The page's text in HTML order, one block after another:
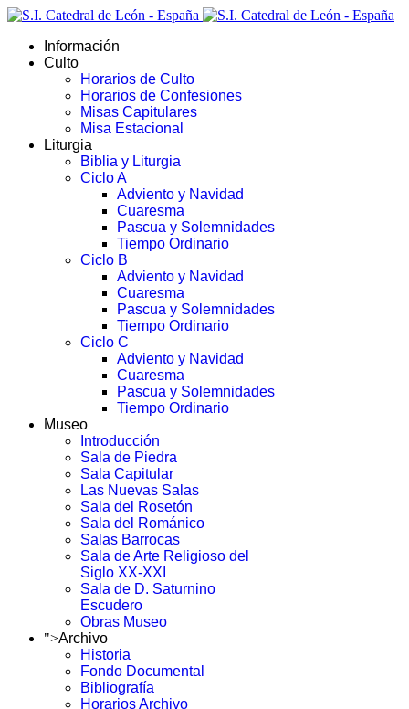
Información
Culto
Horarios de Culto
Horarios de Confesiones
Misas Capitulares
Misa Estacional
Liturgia
Biblia y Liturgia
Ciclo A
Adviento y Navidad
Cuaresma
Pascua y Solemnidades
Tiempo Ordinario
Ciclo B
Adviento y Navidad
Cuaresma
Pascua y Solemnidades
Tiempo Ordinario
Ciclo C
Adviento y Navidad
Cuaresma
Pascua y Solemnidades
Tiempo Ordinario
Museo
Introducción
Sala de Piedra
Sala Capitular
Las Nuevas Salas
Sala del Rosetón
Sala del Románico
Salas Barrocas
Sala de Arte Religioso del
Siglo XX-XXI
Sala de D. Saturnino
Escudero
Obras Museo
">Archivo
Historia
Fondo Documental
Bibliografía
Horarios Archivo